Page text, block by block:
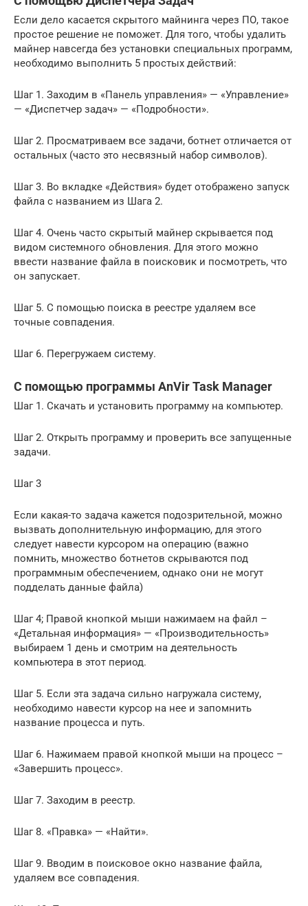
Если дело касается скрытого майнинга через ПО, такое
простое решение не поможет. Для того, чтобы удалить
майнер навсегда без установки специальных программ,
необходимо выполнить 5 простых действий:
Шаг 1. Заходим в «Панель управления» — «Управление»
— «Диспетчер задач» — «Подробности».
Шаг 2. Просматриваем все задачи, ботнет отличается от
остальных (часто это несвязный набор символов).
Шаг 3. Во вкладке «Действия» будет отображено запуск
файла с названием из Шага 2.
Шаг 4. Очень часто скрытый майнер скрывается под
видом системного обновления. Для этого можно
ввести название файла в поисковик и посмотреть, что
он запускает.
Шаг 5. С помощью поиска в реестре удаляем все
точные совпадения.
Шаг 6. Перегружаем систему.
С помощью программы AnVir Task Manager
Шаг 1. Скачать и установить программу на компьютер.
Шаг 2. Открыть программу и проверить все запущенные
задачи.
Шаг 3
Если какая-то задача кажется подозрительной, можно
вызвать дополнительную информацию, для этого
следует навести курсором на операцию (важно
помнить, множество ботнетов скрываются под
программным обеспечением, однако они не могут
подделать данные файла)
Шаг 4; Правой кнопкой мыши нажимаем на файл –
«Детальная информация» — «Производительность»
выбираем 1 день и смотрим на деятельность
компьютера в этот период.
Шаг 5. Если эта задача сильно нагружала систему,
необходимо навести курсор на нее и запомнить
название процесса и путь.
Шаг 6. Нажимаем правой кнопкой мыши на процесс –
«Завершить процесс».
Шаг 7. Заходим в реестр.
Шаг 8. «Правка» — «Найти».
Шаг 9. Вводим в поисковое окно название файла,
удаляем все совпадения.